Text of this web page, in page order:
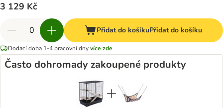
3 129 Kč
Přidat do košíkuPřidat do košíku
Dodací doba 1-4 pracovní dnyvíce zde
Často dohromady zakoupené produkty